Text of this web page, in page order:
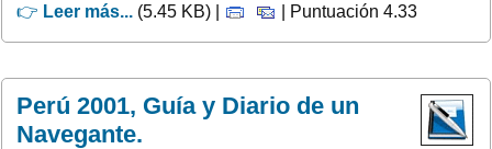
👉 Leer más... (5.45 KB) | | Puntuación 4.33
Perú 2001, Guía y Diario de un
Navegante.